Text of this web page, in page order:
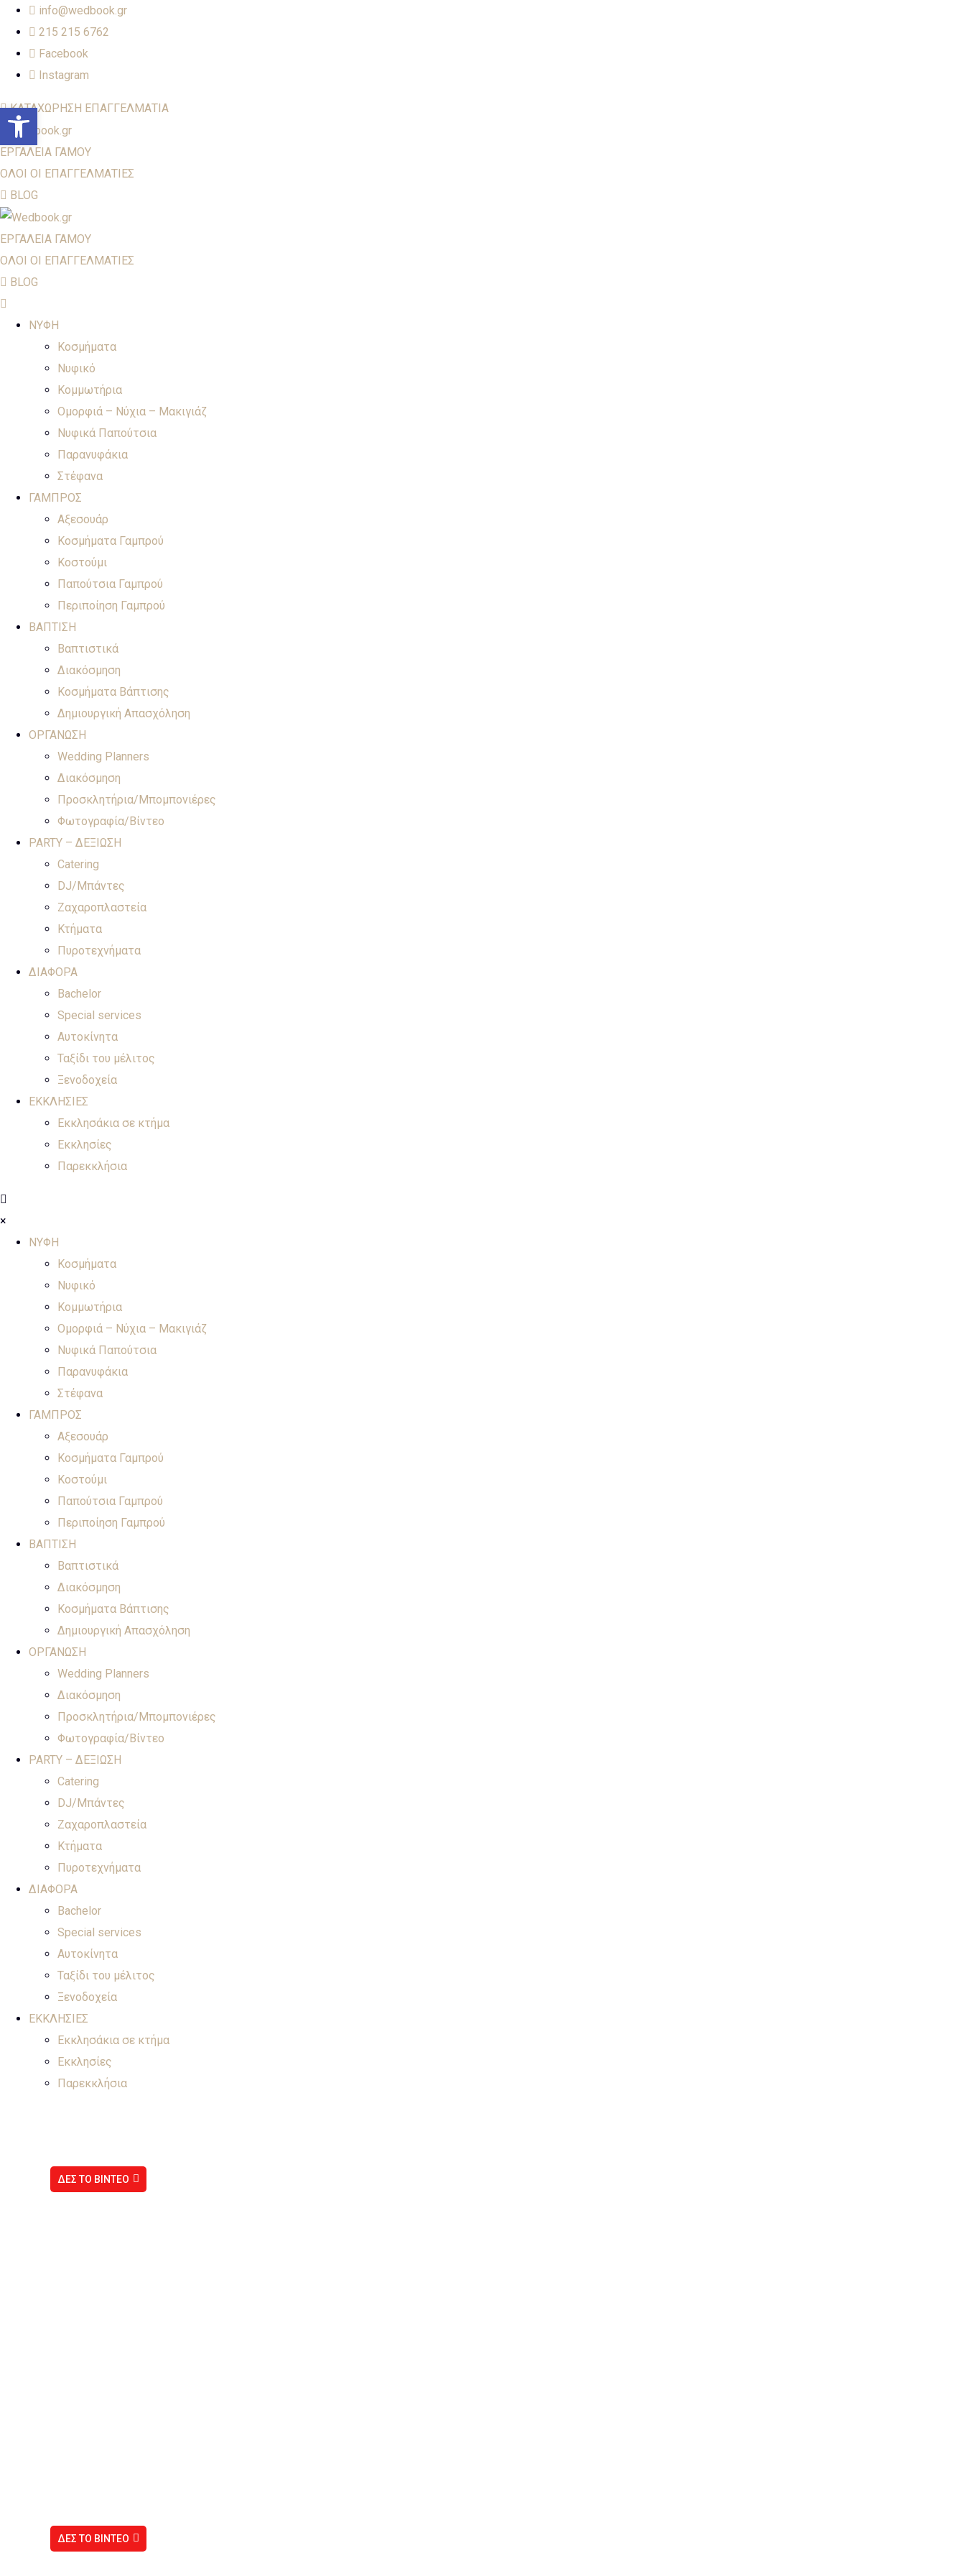
info@wedbook.gr
215 215 6762
Facebook
Instagram
ΚΑΤΑΧΩΡΗΣΗ ΕΠΑΓΓΕΛΜΑΤΙΑ
ΕΡΓΑΛΕΙΑ ΓΑΜΟΥ
ΟΛΟΙ ΟΙ ΕΠΑΓΓΕΛΜΑΤΙΕΣ
BLOG
ΕΡΓΑΛΕΙΑ ΓΑΜΟΥ
ΟΛΟΙ ΟΙ ΕΠΑΓΓΕΛΜΑΤΙΕΣ
BLOG
ΝΥΦΗ
Κοσμήματα
Νυφικό
Κομμωτήρια
Ομορφιά – Νύχια – Μακιγιάζ
Νυφικά Παπούτσια
Παρανυφάκια
Στέφανα
ΓΑΜΠΡΟΣ
Αξεσουάρ
Κοσμήματα Γαμπρού
Κοστούμι
Παπούτσια Γαμπρού
Περιποίηση Γαμπρού
ΒΑΠΤΙΣΗ
Βαπτιστικά
Διακόσμηση
Κοσμήματα Βάπτισης
Δημιουργική Απασχόληση
ΟΡΓΑΝΩΣΗ
Wedding Planners
Διακόσμηση
Προσκλητήρια/Μπομπονιέρες
Φωτογραφία/Βίντεο
PARTY – ΔΕΞΙΩΣΗ
Catering
DJ/Μπάντες
Ζαχαροπλαστεία
Κτήματα
Πυροτεχνήματα
ΔΙΑΦΟΡΑ
Bachelor
Special services
Αυτοκίνητα
Ταξίδι του μέλιτος
Ξενοδοχεία
ΕΚΚΛΗΣΙΕΣ
Εκκλησάκια σε κτήμα
Εκκλησίες
Παρεκκλήσια
×
ΝΥΦΗ
Κοσμήματα
Νυφικό
Κομμωτήρια
Ομορφιά – Νύχια – Μακιγιάζ
Νυφικά Παπούτσια
Παρανυφάκια
Στέφανα
ΓΑΜΠΡΟΣ
Αξεσουάρ
Κοσμήματα Γαμπρού
Κοστούμι
Παπούτσια Γαμπρού
Περιποίηση Γαμπρού
ΒΑΠΤΙΣΗ
Βαπτιστικά
Διακόσμηση
Κοσμήματα Βάπτισης
Δημιουργική Απασχόληση
ΟΡΓΑΝΩΣΗ
Wedding Planners
Διακόσμηση
Προσκλητήρια/Μπομπονιέρες
Φωτογραφία/Βίντεο
PARTY – ΔΕΞΙΩΣΗ
Catering
DJ/Μπάντες
Ζαχαροπλαστεία
Κτήματα
Πυροτεχνήματα
ΔΙΑΦΟΡΑ
Bachelor
Special services
Αυτοκίνητα
Ταξίδι του μέλιτος
Ξενοδοχεία
ΕΚΚΛΗΣΙΕΣ
Εκκλησάκια σε κτήμα
Εκκλησίες
Παρεκκλήσια
ΔΕΣ ΤΟ ΒΙΝΤΕΟ
ΔΕΣ ΤΟ ΒΙΝΤΕΟ
Open toolbar